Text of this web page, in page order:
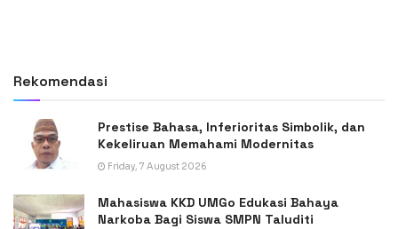
Rekomendasi
Prestise Bahasa, Inferioritas Simbolik, dan
Kekeliruan Memahami Modernitas
Friday, 7 August 2026
Mahasiswa KKD UMGo Edukasi Bahaya
Narkoba Bagi Siswa SMPN Taluditi